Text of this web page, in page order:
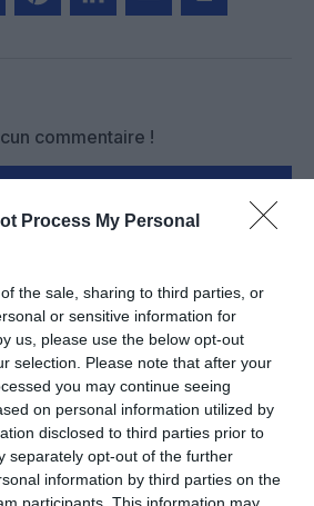
Process My Personal
the sale, sharing to third parties, or
or sensitive information for
us, please use the below opt-out
selection. Please note that after your
you may continue seeing
on personal information utilized by
disclosed to third parties prior to
separately opt-out of the further
information by third parties on the
participants. This information may
commentaire !
UN DON
aux lecteurs !
Journal participezà son
!
NOUS SOUTENIR